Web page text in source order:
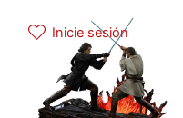
Inicie sesión